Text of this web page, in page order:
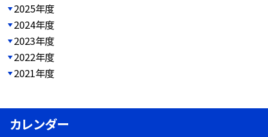
2025年度
2024年度
2023年度
2022年度
2021年度
カレンダー